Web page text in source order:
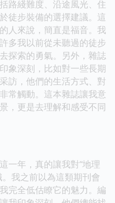
路綫難度、沿途風光、住
徒步裝備的選擇建議。這
人來說，簡直是福音。我
多我以前從未聽過的徒步
探索的勇氣。另外，雜誌
象深刻，比如對一些長期
訪，他們的生活方式、對
常觸動。這本雜誌讓我意
，更是去理解和感受不同
一年，真的讓我對“地理
我之前以為這類期刊會
完全低估瞭它的魅力。編